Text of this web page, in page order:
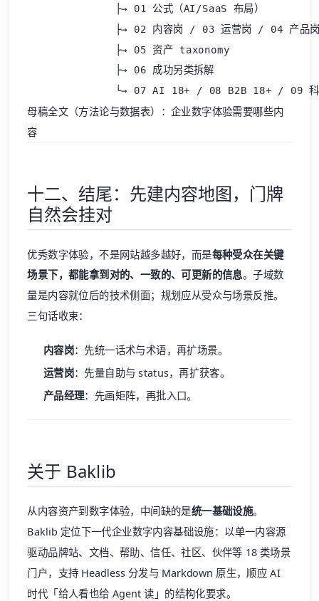
              ├→ 01 公式（AI/SaaS 布局）
├→ 02 内容岗 / 03 运营岗 / 04 产品
              ├→ 05 资产 taxonomy
              ├→ 06 成功另类拆解
母稿全文（方法论与数据表）：企业数字体验需要哪些内
容
十二、结尾：先建内容地图，门牌
自然会挂对
优秀数字体验，不是网站越多越好，而是每种受众在关键
场景下，都能拿到对的、一致的、可更新的信息。子域数
量是内容就位后的技术侧面；规划应从受众与场景反推。
三句话收束：
内容岗：先统一话术与术语，再扩场景。
运营岗：先量自助与 status，再扩获客。
产品经理：先画矩阵，再批入口。
关于 Baklib
从内容资产到数字体验，中间缺的是统一基础设施。
Baklib 定位下一代企业数字内容基础设施：以单一内容源
驱动品牌站、文档、帮助、信任、社区、伙伴等 18 类场景
门户，支持 Headless 分发与 Markdown 原生，顺应 AI
时代「给人看也给 Agent 读」的结构化要求。